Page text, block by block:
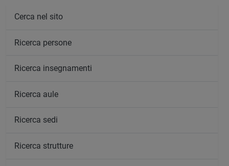
Cerca nel sito
Ricerca persone
Ricerca insegnamenti
Ricerca aule
Ricerca sedi
Ricerca strutture